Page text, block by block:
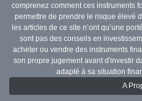
comprenez comment ces instruments
permettre de prendre le risque élevé
les articles de ce site n’ont qu’une
sont pas des conseils en
acheter ou vendre des instruments
son propre jugement avant d'investir
adapté à sa situation
A